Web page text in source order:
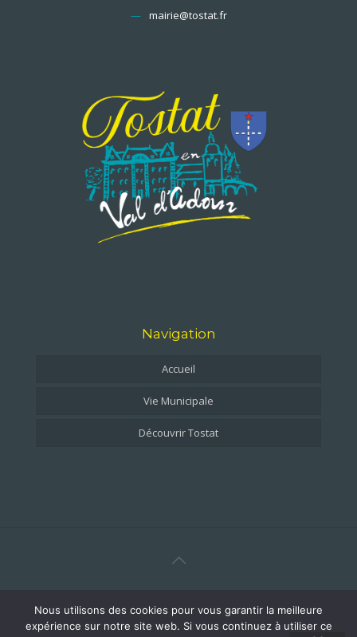
— mairie@tostat.fr
Navigation
Accueil
Vie Municipale
Découvrir Tostat
Conception imao-studio
Nous utilisons des cookies pour vous garantir la meilleure
expérience sur notre site web. Si vous continuez à utiliser ce